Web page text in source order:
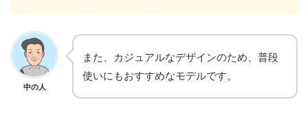
中の人
また、カジュアルなデザインのため、普段
使いにもおすすめなモデルです。